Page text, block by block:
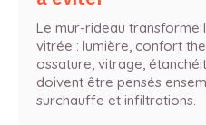
Le mur-rideau transforme
vitrée : lumière, confort
ossature, vitrage,
doivent être pensés
surchauffe et infiltrations.